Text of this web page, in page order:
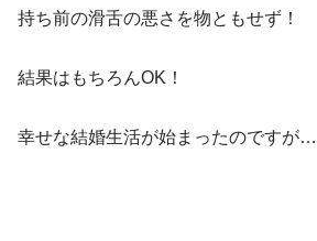
持ち前の滑舌の悪さを物ともせず！
結果はもちろんOK！
幸せな結婚生活が始まったのですが…